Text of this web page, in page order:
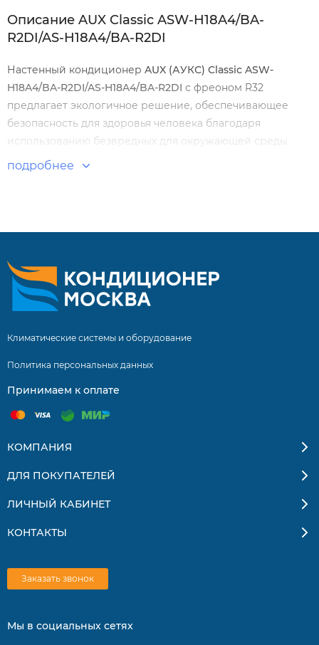
Описание AUX Classic ASW-H18A4/BA-
R2DI/AS-H18A4/BA-R2DI
Настенный кондиционер AUX (АУКС) Classic ASW-
H18A4/BA-R2DI/AS-H18A4/BA-R2DI с фреоном R32
предлагает экологичное решение, обеспечивающее
безопасность для здоровья человека благодаря
использованию безвредных для окружающей среды
материалов. Применение передовых японских
уничтожающую 99,9% бактерий и вирусов.
Особенности и преимущества:
Экологичность и энергоэффективность
Режим «Soft»
Режим «Silent»
Благодаря функции автоматического управления
вертикальными и горизонтальными жалюзи
воздушного потока по комнате, независимо от её
Индивидуальный осушающий режим
Таймер и авторестарт
подробнее
Климатические системы и оборудование
Политика персональных данных
Принимаем к оплате
КОМПАНИЯ
ДЛЯ ПОКУПАТЕЛЕЙ
ЛИЧНЫЙ КАБИНЕТ
КОНТАКТЫ
Заказать звонок
Мы в социальных сетях